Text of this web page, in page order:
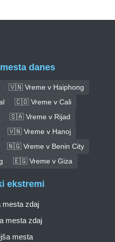
danes
🇻🇳 Vreme v Haiphong
🇨🇴 Vreme v Cali
🇸🇦 Vreme v Rijad
🇻🇳 Vreme v Hanoj
🇳🇬 Vreme v Benin City
🇪🇬 Vreme v Giza
ekstremi
mesta zdaj
mesta zdaj
mesta